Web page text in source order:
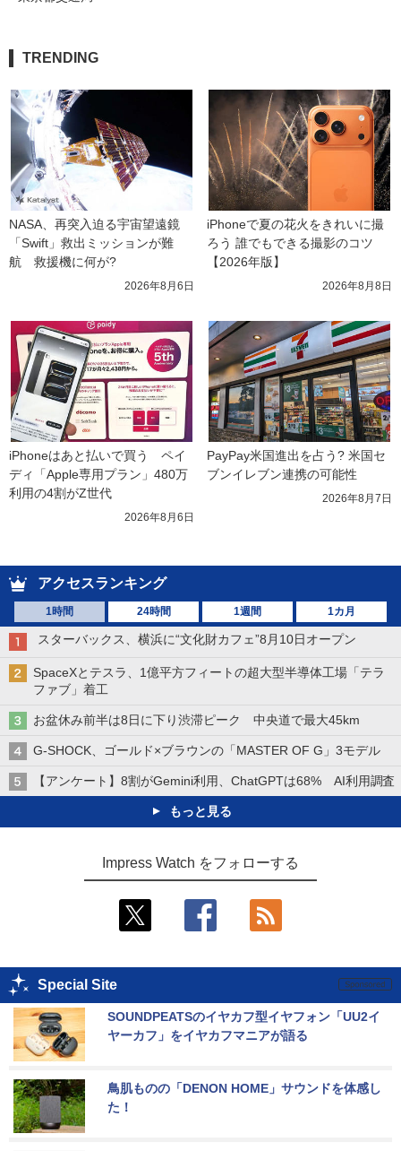
TRENDING
NASA、再突入迫る宇宙望遠鏡
「Swift」救出ミッションが難
航　救援機に何が?
2026年8月6日
iPhoneで夏の花火をきれいに撮
ろう 誰でもできる撮影のコツ
【2026年版】
2026年8月8日
iPhoneはあと払いで買う　ペイ
ディ「Apple専用プラン」480万
利用の4割がZ世代
2026年8月6日
PayPay米国進出を占う? 米国セ
ブンイレブン連携の可能性
2026年8月7日
アクセスランキング
1時間 24時間 1週間 1カ月
スターバックス、横浜に“文化財カフェ”8月10日オープン
SpaceXとテスラ、1億平方フィートの超大型半導体工場「テラ
ファブ」着工
お盆休み前半は8日に下り渋滞ピーク 中央道で最大45km
G-SHOCK、ゴールド×ブラウンの「MASTER OF G」3モデル
【アンケート】8割がGemini利用、ChatGPTは68% AI利用調査
もっと見る
Impress Watch をフォローする
Special Site
SOUNDPEATSのイヤカフ型イヤフォン「UU2イ
ヤーカフ」をイヤカフマニアが語る
鳥肌ものの「DENON HOME」サウンドを体感し
た！